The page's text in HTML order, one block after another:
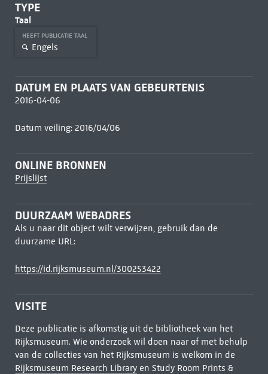
TYPE
Taal
HEEFT PUBLICATIE TAAL
Engels
DATUM EN PLAATS VAN GEBEURTENIS
2016-04-06
Datum veiling: 2016/04/06
ONLINE BRONNEN
Prijslijst
DUURZAAM WEBADRES
Als u naar dit object wilt verwijzen, gebruik dan de
duurzame URL:
https://id.rijksmuseum.nl/300253422
VISITE
Deze publicatie is afkomstig uit de bibliotheek van het
Rijksmuseum. Wie onderzoek wil doen naar of met behulp
van de collecties van het Rijksmuseum is welkom in de
Rijksmuseum Research Libraryen Study Room Prints &